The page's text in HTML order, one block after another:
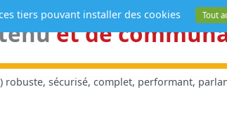
et de
robuste, sécurisé, complet, performant,
tiers pouvant installer des cookies Tout